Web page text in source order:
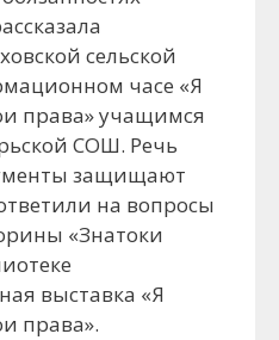
сельской
часе «Я
права» учащимся
СОШ. Речь
защищают
на вопросы
«Знатоки
выставка «Я
права».